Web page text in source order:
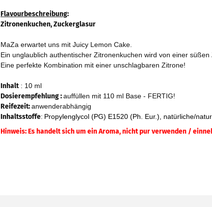
Flavourbeschreibung:
Zitronenkuchen, Zuckerglasur
MaZa erwartet uns mit Juicy Lemon Cake.
Ein unglaublich authentischer Zitronenkuchen wird von einer süßen
Eine perfekte Kombination mit einer unschlagbaren Zitrone!
Inhalt : 10 ml
Dosierempfehlung :auffüllen mit 110 ml Base - FERTIG!
Reifezeit:anwenderabhängig
Inhaltsstoffe: Propylenglycol (PG) E1520 (Ph. Eur.), natürliche/
Hinweis: Es handelt sich um ein Aroma, nicht pur verwenden /